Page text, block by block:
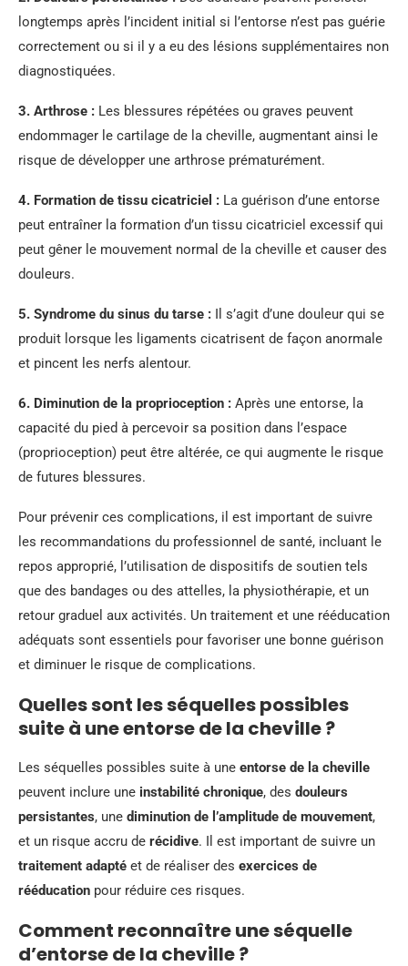
longtemps après l’incident initial si l’entorse n’est pas guérie
correctement ou si il y a eu des lésions supplémentaires non
diagnostiquées.
3. Arthrose : Les blessures répétées ou graves peuvent
endommager le cartilage de la cheville, augmentant ainsi le
risque de développer une arthrose prématurément.
4. Formation de tissu cicatriciel : La guérison d’une entorse
peut entraîner la formation d’un tissu cicatriciel excessif qui
peut gêner le mouvement normal de la cheville et causer des
douleurs.
5. Syndrome du sinus du tarse : Il s’agit d’une douleur qui se
produit lorsque les ligaments cicatrisent de façon anormale
et pincent les nerfs alentour.
6. Diminution de la proprioception : Après une entorse, la
capacité du pied à percevoir sa position dans l’espace
(proprioception) peut être altérée, ce qui augmente le risque
de futures blessures.
Pour prévenir ces complications, il est important de suivre
les recommandations du professionnel de santé, incluant le
repos approprié, l’utilisation de dispositifs de soutien tels
que des bandages ou des attelles, la physiothérapie, et un
retour graduel aux activités. Un traitement et une rééducation
adéquats sont essentiels pour favoriser une bonne guérison
et diminuer le risque de complications.
Quelles sont les séquelles possibles
suite à une entorse de la cheville ?
Les séquelles possibles suite à une entorse de la cheville
peuvent inclure une instabilité chronique, des douleurs
persistantes, une diminution de l’amplitude de mouvement,
et un risque accru de récidive. Il est important de suivre un
traitement adapté et de réaliser des exercices de
rééducation pour réduire ces risques.
Comment reconnaître une séquelle
d’entorse de la cheville ?